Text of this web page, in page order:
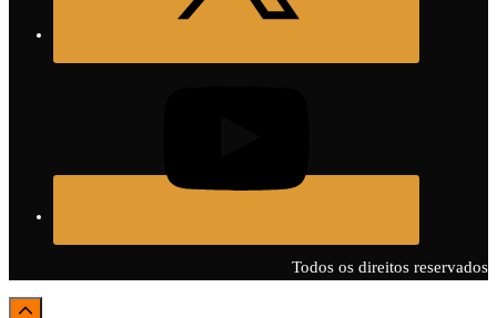
Todos os direitos reservados